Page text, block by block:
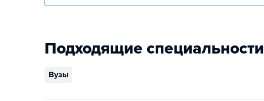
Подходящие специальности
Вузы